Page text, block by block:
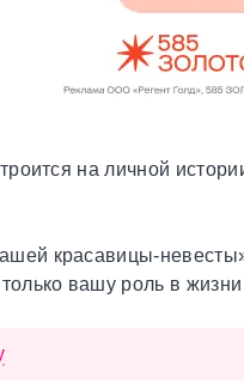
на личной
красавицы-
вашу роль в